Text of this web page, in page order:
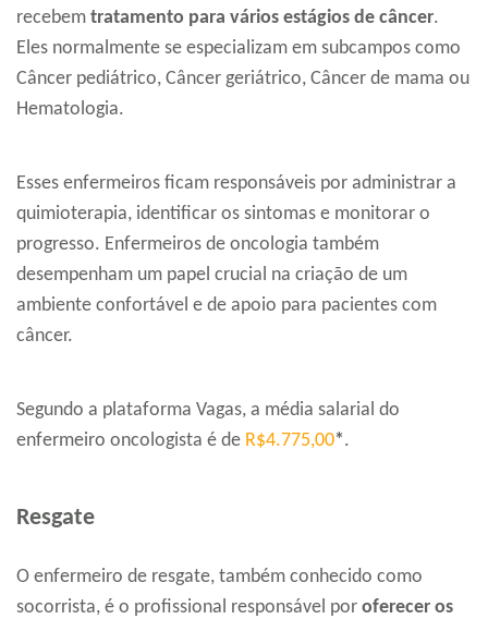
recebem tratamento para vários estágios de câncer.
Eles normalmente se especializam em subcampos como
Câncer pediátrico, Câncer geriátrico, Câncer de mama ou
Hematologia.
Esses enfermeiros ficam responsáveis por administrar a
quimioterapia, identificar os sintomas e monitorar o
progresso. Enfermeiros de oncologia também
desempenham um papel crucial na criação de um
ambiente confortável e de apoio para pacientes com
câncer.
Segundo a plataforma Vagas, a média salarial do
enfermeiro oncologista é de R$4.775,00*.
Resgate
O enfermeiro de resgate, também conhecido como
socorrista, é o profissional responsável por oferecer os